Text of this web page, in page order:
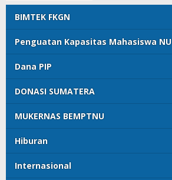
BIMTEK FKGN
Penguatan Kapasitas Mahasiswa NU
Dana PIP
DONASI SUMATERA
MUKERNAS BEMPTNU
Hiburan
Internasional